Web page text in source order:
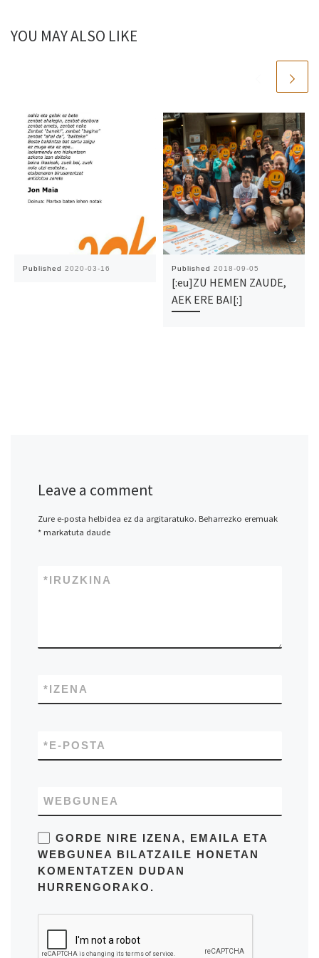
YOU MAY ALSO LIKE
Published 2020-03-16 Published 2018-09-05
[:eu]ZU HEMEN ZAUDE,
AEK ERE BAI[:]
Leave a comment
Zure e-posta helbidea ez da argitaratuko. Beharrezko eremuak
*markatuta daude
IRUZKINA
*
IZENA
*
E-POSTA
*
WEBGUNEA
GORDE NIRE IZENA, EMAILA ETA
WEBGUNEA BILATZAILE HONETAN
KOMENTATZEN DUDAN
HURRENGORAKO.